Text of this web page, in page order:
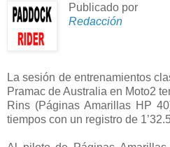
Publicado por
Redacción
La sesión de entrenamientos
Pramac de Australia en Moto2
Rins (Páginas Amarillas HP
tiempos con un registro de